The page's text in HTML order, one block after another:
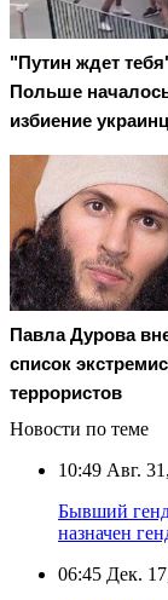
"Путин ждет
Польше
избиение
Павла Дурова
список
террористов
Новости по теме
10:49 Авг.
Бывший
назначен
06:45 Дек.